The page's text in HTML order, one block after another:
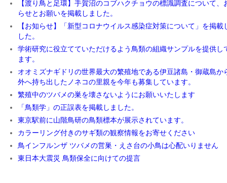
【渡り鳥と足環】手賀沼のコブハクチョウの標識調査について、
らせとお願いを掲載しました。
【お知らせ】「新型コロナウイルス感染症対策について」を掲載
した。
学術研究に役立てていただけるよう鳥類の組織サンプルを提供し
ます。
オオミズナギドリの世界最大の繁殖地である伊豆諸島・御蔵島か
外へ持ち出したノネコの里親を今年も募集しています。
繁殖中のツバメの巣を壊さないようにお願いいたします
「鳥類学」の正誤表を掲載しました。
東京駅前に山階鳥研の鳥類標本が展示されています。
カラーリング付きのサギ類の観察情報をお寄せください
鳥インフルンザ ツバメの営巣・えさ台の小鳥は心配いりません
東日本大震災 鳥類保全に向けての提言